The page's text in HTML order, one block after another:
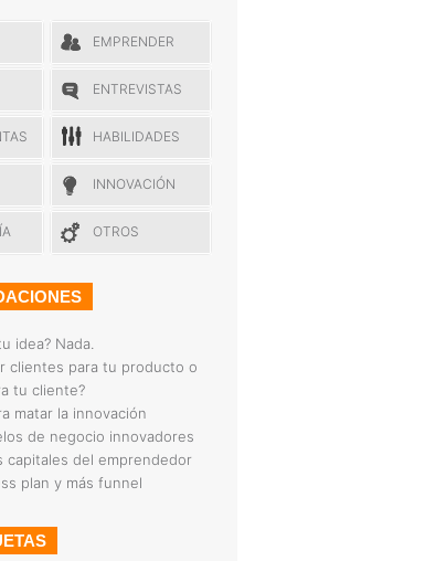
EMPRENDER
ENTREVISTAS
HABILIDADES
INNOVACIÓN
OTROS
idea? Nada.
clientes para tu producto o
tu cliente?
matar la innovación
de negocio innovadores
capitales del emprendedor
plan y más funnel